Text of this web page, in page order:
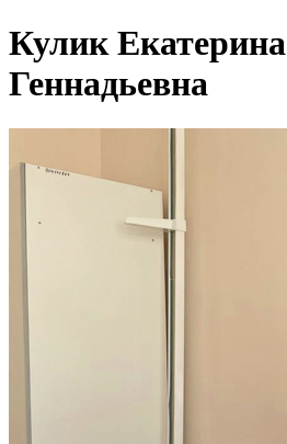
Кулик Екатерина
Геннадьевна